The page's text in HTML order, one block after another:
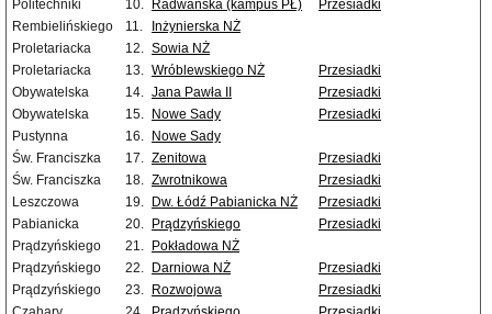
Politechniki
10. Radwańska (kampus PŁ)
Przesiadki
Rembielińskiego
11.
Inżynierska NŻ
Proletariacka
12. Sowia NŻ
Proletariacka
13. Wróblewskiego NŻ
Przesiadki
Obywatelska
14. Jana Pawła II
Przesiadki
Obywatelska
15. Nowe Sady
Przesiadki
Pustynna
16.
Nowe Sady
Św. Franciszka
17. Zenitowa
Przesiadki
Św. Franciszka
18. Zwrotnikowa
Przesiadki
Leszczowa
19. Dw. Łódź Pabianicka NŻ
Przesiadki
Pabianicka
20. Prądzyńskiego
Przesiadki
Prądzyńskiego
21.
Pokładowa NŻ
Prądzyńskiego
22. Darniowa NŻ
Przesiadki
Prądzyńskiego
23. Rozwojowa
Przesiadki